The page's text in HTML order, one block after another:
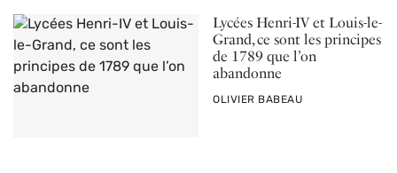
Lycées Henri-IV et Louis-le-
Grand, ce sont les principes
de 1789 que l’on
abandonne
PAR
OLIVIER BABEAU